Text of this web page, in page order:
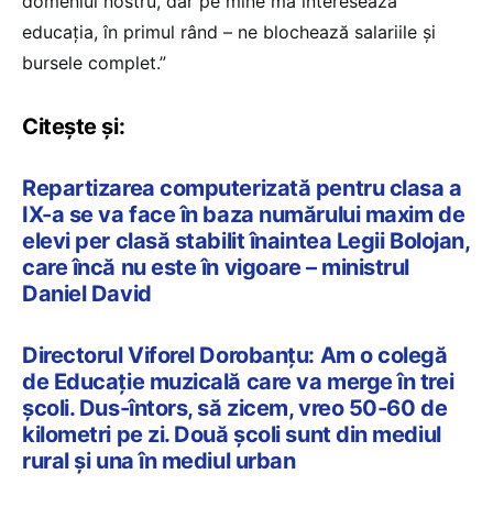
educația, în primul rând – ne blochează salariile și
bursele complet.”
Citește și:
Repartizarea computerizată pentru clasa a
IX-a se va face în baza numărului maxim de
elevi per clasă stabilit înaintea Legii Bolojan,
care încă nu este în vigoare – ministrul
Daniel David
Directorul Viforel Dorobanțu: Am o colegă
de Educație muzicală care va merge în trei
școli. Dus-întors, să zicem, vreo 50-60 de
kilometri pe zi. Două școli sunt din mediul
rural și una în mediul urban